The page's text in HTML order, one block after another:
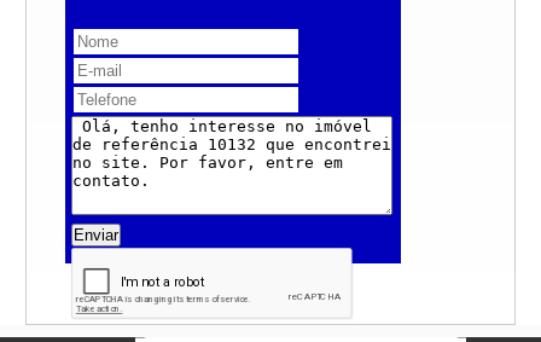
Enviar